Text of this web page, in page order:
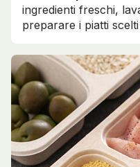
ingredienti freschi,
preparare i piatti